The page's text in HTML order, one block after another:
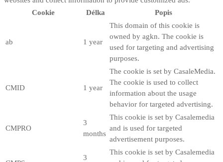
Cookie
Délka Popis
ab 1 year
This domain of this cookie is
owned by agkn. The cookie is
used for targeting and advertising
purposes.
CMID 1 year
The cookie is set by CasaleMedia.
The cookie is used to collect
information about the usage
behavior for targeted advertising.
CMPRO
3
months
This cookie is set by Casalemedia
and is used for targeted
advertisement purposes.
3
This cookie is set by Casalemedia